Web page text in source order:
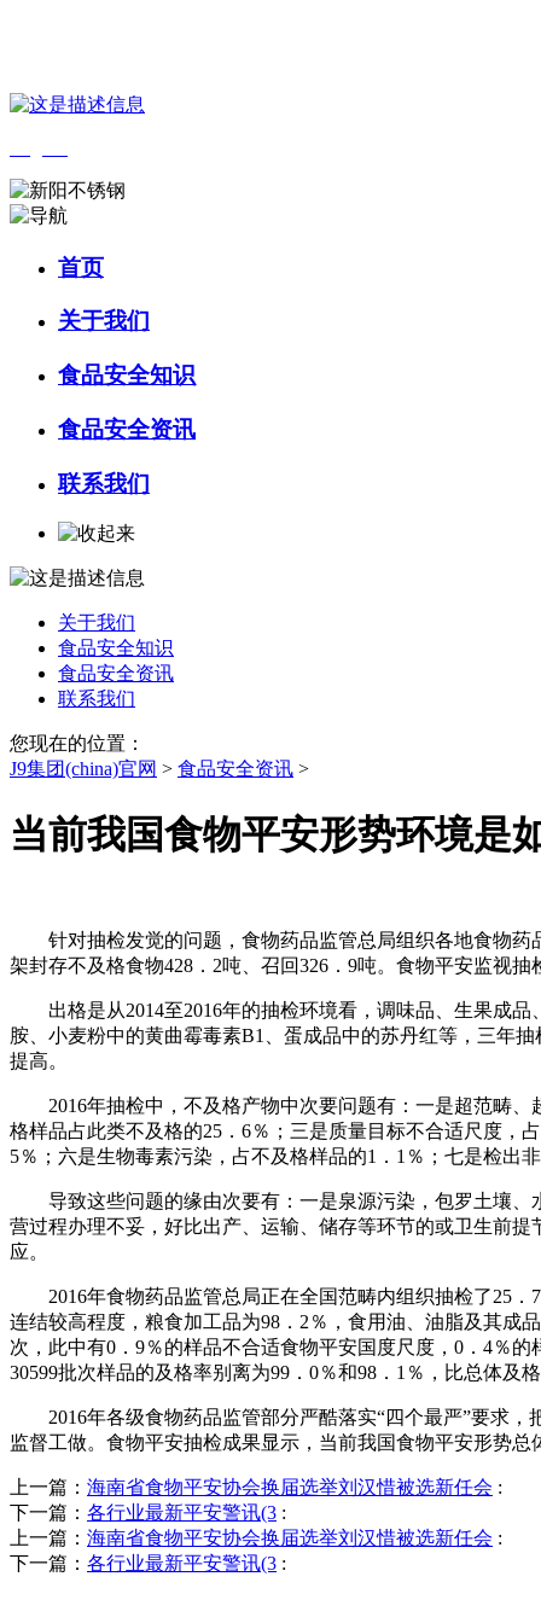
首页
关于我们
食品安全知识
食品安全资讯
联系我们
关于我们
食品安全知识
食品安全资讯
联系我们
您现在的位置：
J9集团(china)官网 > 食品安全资讯 >
当前我国食物平安形势环境是
针对抽检发觉的问题，食物药品监管总局组织各地食物药
架封存不及格食物428．2吨、召回326．9吨。食物平安监视
出格是从2014至2016年的抽检环境看，调味品、生果成品
胺、小麦粉中的黄曲霉毒素B1、蛋成品中的苏丹红等，三年
提高。
2016年抽检中，不及格产物中次要问题有：一是超范畴、
格样品占此类不及格的25．6％；三是质量目标不合适尺度，
5％；六是生物毒素污染，占不及格样品的1．1％；七是检出
导致这些问题的缘由次要有：一是泉源污染，包罗土壤、
营过程办理不妥，好比出产、运输、储存等环节的或卫生前
应。
2016年食物药品监管总局正在全国范畴内组织抽检了25．7
连结较高程度，粮食加工品为98．2％，食用油、油脂及其成
次，此中有0．9％的样品不合适食物平安国度尺度，0．4％
30599批次样品的及格率别离为99．0％和98．1％，比总体及
2016年各级食物药品监管部分严酷落实“四个最严”要求，
监督工做。食物平安抽检成果显示，当前我国食物平安形势总
上一篇： 海南省食物平安协会换届选举刘汉惜被选新任会 :
下一篇： 各行业最新平安警讯(3 :
上一篇： 海南省食物平安协会换届选举刘汉惜被选新任会 :
下一篇： 各行业最新平安警讯(3 :